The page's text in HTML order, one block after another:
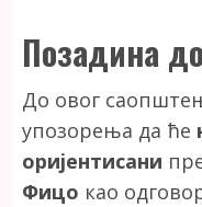
Позадина
До овог
упозорења да ће
оријентисани
Фицо као